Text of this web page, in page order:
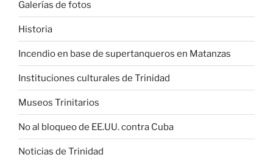
Galerías de fotos
Historia
Incendio en base de supertanqueros en Matanzas
Instituciones culturales de Trinidad
Museos Trinitarios
No al bloqueo de EE.UU. contra Cuba
Noticias de Trinidad